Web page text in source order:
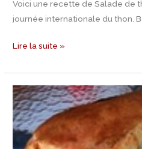
Voici une recette de Salade de
journée internationale du thon.
Lire la suite »
Recette
Pain
au
thon